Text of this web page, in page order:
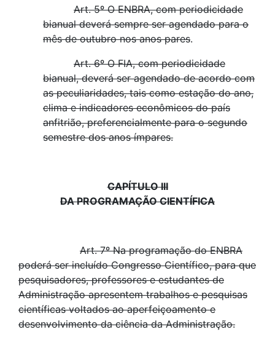
Art. 5º O ENBRA, com periodicidade
bianual deverá sempre ser agendado para o
mês de outubro nos anos pares.
Art. 6º O FIA, com periodicidade
bianual, deverá ser agendado de acordo com
as peculiaridades, tais como estação do ano,
clima e indicadores econômicos do país
anfitrião, preferencialmente para o segundo
semestre dos anos ímpares.
CAPÍTULO III
DA PROGRAMAÇÃO CIENTÍFICA
Art. 7º Na programação do ENBRA
poderá ser incluído Congresso Científico, para que
pesquisadores, professores e estudantes de
Administração apresentem trabalhos e pesquisas
científicas voltados ao aperfeiçoamento e
desenvolvimento da ciência da Administração.